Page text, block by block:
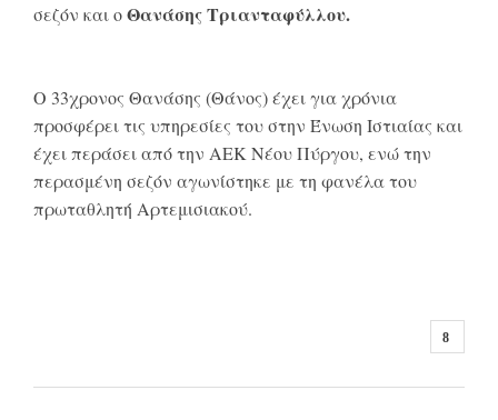
σεζόν και οΘανάσης Τριανταφύλλου.
Ο 33χρονος Θανάσης (Θάνος) έχει για χρόνια
προσφέρει τις υπηρεσίες του στην Ένωση Ιστιαίας και
έχει περάσει από την ΑΕΚ Νέου Πύργου, ενώ την
περασμένη σεζόν αγωνίστηκε με τη φανέλα του
πρωταθλητή Αρτεμισιακού.